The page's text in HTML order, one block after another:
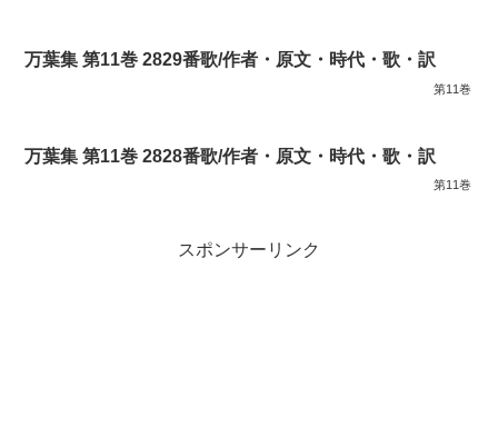
万葉集 第11巻 2829番歌/作者・原文・時代・歌・訳
第11巻
万葉集 第11巻 2828番歌/作者・原文・時代・歌・訳
第11巻
スポンサーリンク